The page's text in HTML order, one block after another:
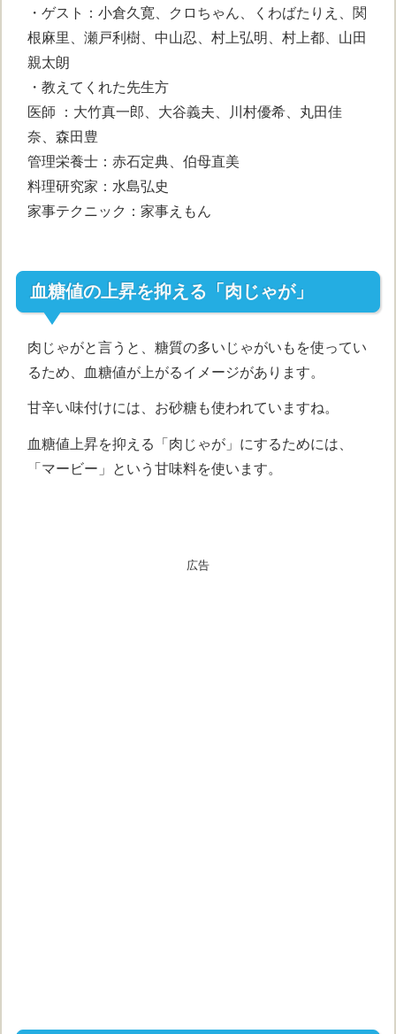
・ゲスト：小倉久寛、クロちゃん、くわばたりえ、関
根麻里、瀬戸利樹、中山忍、村上弘明、村上都、山田
親太朗
・教えてくれた先生方
医師 ：大竹真一郎、大谷義夫、川村優希、丸田佳
奈、森田豊
管理栄養士：赤石定典、伯母直美
料理研究家：水島弘史
家事テクニック：家事えもん
血糖値の上昇を抑える「肉じゃが」
肉じゃがと言うと、糖質の多いじゃがいもを使ってい
るため、血糖値が上がるイメージがあります。
甘辛い味付けには、お砂糖も使われていますね。
血糖値上昇を抑える「肉じゃが」にするためには、
「マービー」という甘味料を使います。
広告